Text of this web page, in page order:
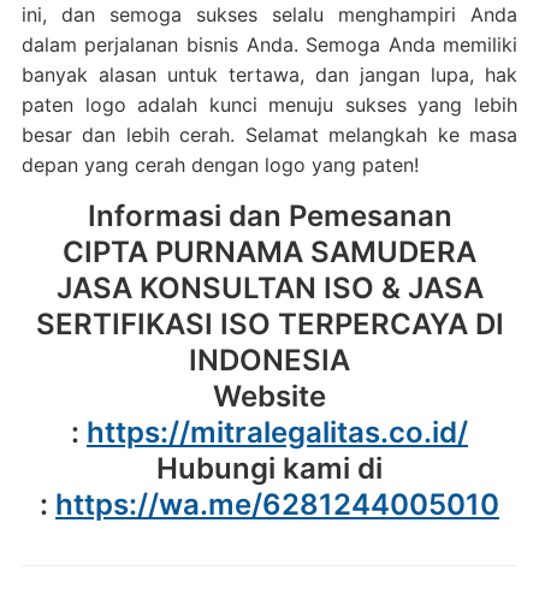
ini, dan semoga sukses selalu menghampiri Anda
dalam perjalanan bisnis Anda. Semoga Anda memiliki
banyak alasan untuk tertawa, dan jangan lupa, hak
paten logo adalah kunci menuju sukses yang lebih
besar dan lebih cerah. Selamat melangkah ke masa
depan yang cerah dengan logo yang paten!
Informasi dan Pemesanan
CIPTA PURNAMA SAMUDERA
JASA KONSULTAN ISO & JASA
SERTIFIKASI ISO TERPERCAYA DI
INDONESIA
Website
: https://mitralegalitas.co.id/
Hubungi kami di
: https://wa.me/6281244005010